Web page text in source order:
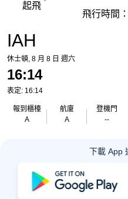
IAH
休士頓, 8 月 8 日 週六
16:14
表定: 16:14
報到櫃檯
A
航廈
A
登機門
--
起飛
飛行時間
下載 App